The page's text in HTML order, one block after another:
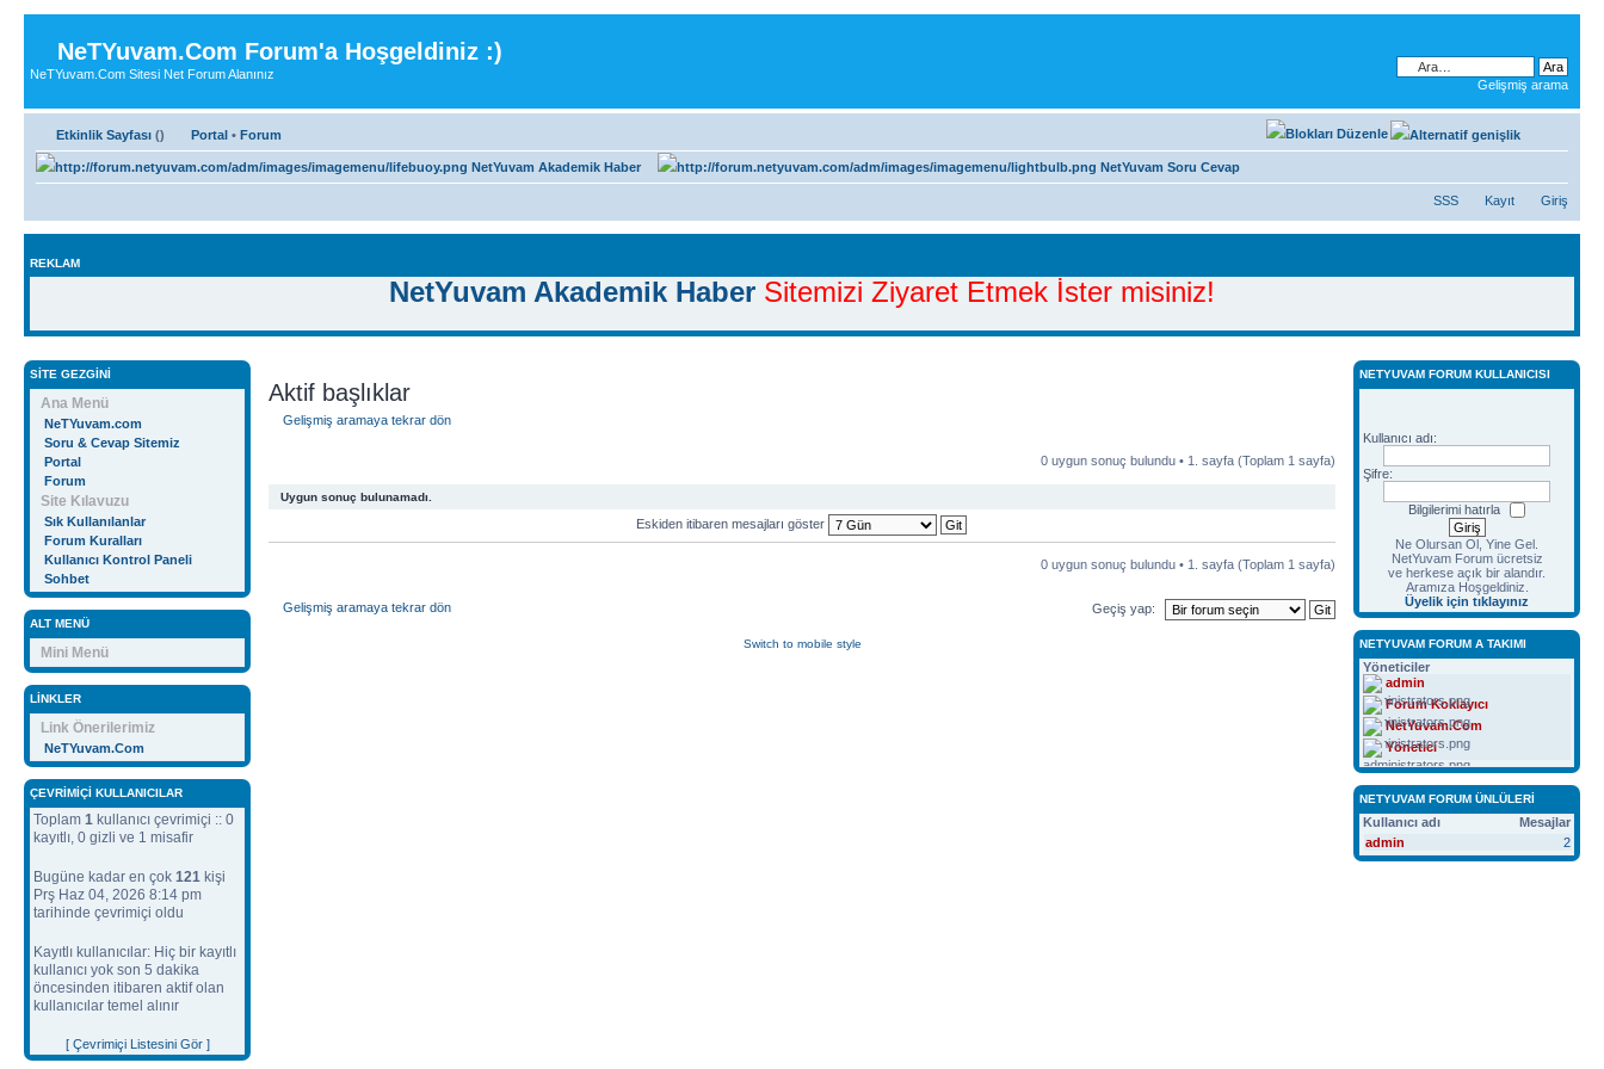
NeTYuvam.Com Forum'a Hoşgeldiniz :)
NeTYuvam.Com Sitesi Net Forum Alanınız
Gelişmiş arama
Etkinlik Sayfası () Portal • Forum
NetYuvam Akademik Haber NetYuvam Soru Cevap
SSS Kayıt Giriş
REKLAM
NetYuvam Akademik Haber Sitemizi Ziyaret Etmek İster misiniz!
SITE GEZGINI
Ana Menü
NeTYuvam.com
Soru & Cevap Sitemiz
Portal
Forum
Site Kılavuzu
Sık Kullanılanlar
Forum Kuralları
Kullanıcı Kontrol Paneli
Sohbet
ALT MENÜ
Mini Menü
LINKLER
Link Önerilerimiz
NeTYuvam.Com
ÇEVRIMIÇI KULLANICILAR
Toplam 1 kullanıcı çevrimiçi :: 0
kayıtlı, 0 gizli ve 1 misafir
Bugüne kadar en çok 121 kişi
Prş Haz 04, 2026 8:14 pm
tarihinde çevrimiçi oldu
Kayıtlı kullanıcılar: Hiç bir kayıtlı
kullanıcı yok son 5 dakika
öncesinden itibaren aktif olan
kullanıcılar temel alınır
[ Çevrimiçi Listesini Gör ]
Aktif başlıklar
Gelişmiş aramaya tekrar dön
0 uygun sonuç bulundu • 1 . sayfa (Toplam 1 sayfa)
Uygun sonuç bulunamadı.
Eskiden itibaren mesajları göster
0 uygun sonuç bulundu • 1 . sayfa (Toplam 1 sayfa)
Gelişmiş aramaya tekrar dön Geçiş yap:
Switch to mobile style
NETYUVAM FORUM KULLANICISI
Kullanıcı adı:
Şifre:
Bilgilerimi hatırla
Ne Olursan Ol, Yine Gel.
NetYuvam Forum ücretsiz
ve herkese açık bir alandır.
Aramıza Hoşgeldiniz.
Üyelik için tıklayınız
NETYUVAM FORUM A TAKIMI
Yöneticiler
admin
Forum Koklayıcı
NetYuvam.Com
Yönetici
NETYUVAM FORUM ÜNLÜLERI
Kullanıcı adı
Mesajlar
admin
2